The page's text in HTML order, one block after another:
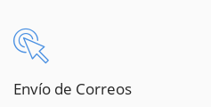
Envío de Correos